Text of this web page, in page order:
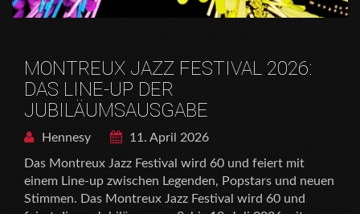
MONTREUX JAZZ FESTIVAL 2026:
DAS LINE-UP DER
JUBILÄUMSAUSGABE
Hennesy
11. April 2026
Das Montreux Jazz Festival wird 60 und feiert mit
einem Line-up zwischen Legenden, Popstars und neuen
Stimmen. Das Montreux Jazz Festival wird 60 und